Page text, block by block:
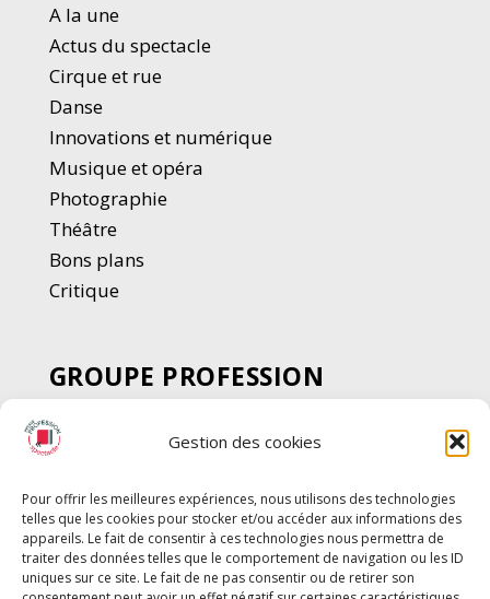
Gestion des cookies
Pour offrir les meilleures expériences, nous utilisons des technologies
telles que les cookies pour stocker et/ou accéder aux informations des
appareils. Le fait de consentir à ces technologies nous permettra de
traiter des données telles que le comportement de navigation ou les ID
uniques sur ce site. Le fait de ne pas consentir ou de retirer son
A la une
Actus du spectacle
Cirque et rue
Danse
Innovations et numérique
Musique et opéra
Photographie
Théâtre
Bons plans
Critique
GROUPE PROFESSION
SPECTACLE
Chèque Intermittents
Chèque Compta
Chèque Emploi Spectacle
G-Pods